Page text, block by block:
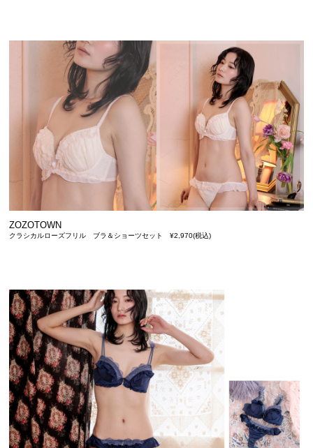
ZOZOTOWN
クラシカルローズフリル ブラ＆ショーツセット ¥2,970(税込)